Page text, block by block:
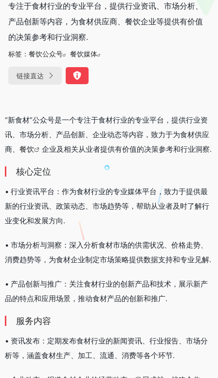
专注于食材行业的专业平台，提供行业资讯、市场分析、
产品创新等内容，为食材供应商、餐饮企业等提供有价值
的决策参考和行业洞察.
标签： 餐饮公众号 餐饮媒体
链接直达
“新食材”公众号是一个专注于食材行业的专业平台，提供行业资
讯、市场分析、产品创新、企业动态等内容，致力于为食材供应
商、 餐饮 企业及相关从业者提供有价值的决策参考和行业洞察.
核心定位
• 行业资讯平台：作为食材行业的专业媒体平台，致力于提供最
新的行业资讯、政策动态、市场趋势等，帮助从业者及时了解行
业变化和发展方向.
• 市场分析与洞察：深入分析食材市场的供需状况、价格走势、
消费趋势等，为食材企业制定市场策略提供数据支持和专业见解.
• 产品创新与推广：关注食材行业的创新产品和技术，展示新产
品的特点和应用场景，推动食材产品的创新和推广.
服务内容
• 资讯发布：定期发布食材行业的新闻资讯、行业报告、市场分
析等，涵盖食材生产、加工、流通、消费等各个环节.